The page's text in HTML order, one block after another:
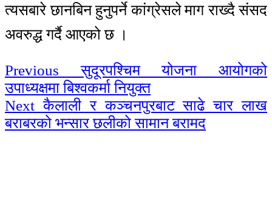
त्यसबारे छानबिन हुनुपर्ने कांग्रेसले माग राख्दै संसद
अवरुद्ध गर्दै आएको छ ।
Continue
Reading
Previous सुदूरपश्चिम योजना आयोगको
उपाध्यक्षमा बिश्वकर्मा नियुक्त
Next कैलाली र कञ्चनपुरबाट साढे चार लाख
बराबरको भन्सार छलीको सामान बरामद